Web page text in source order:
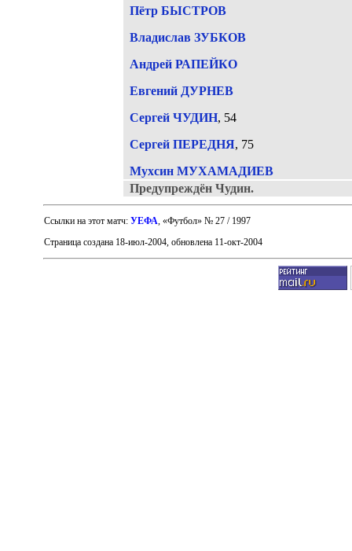
Пётр БЫСТРОВ
Владислав ЗУБКОВ
Андрей РАПЕЙКО
Евгений ДУРНЕВ
Сергей ЧУДИН, 54
Сергей ПЕРЕДНЯ, 75
Мухсин МУХАМАДИЕВ
Предупреждён Чудин.
Ссылки на этот матч:УЕФА, «Футбол» № 27 / 1997
Страница создана 18-июл-2004,обновлена 11-окт-2004